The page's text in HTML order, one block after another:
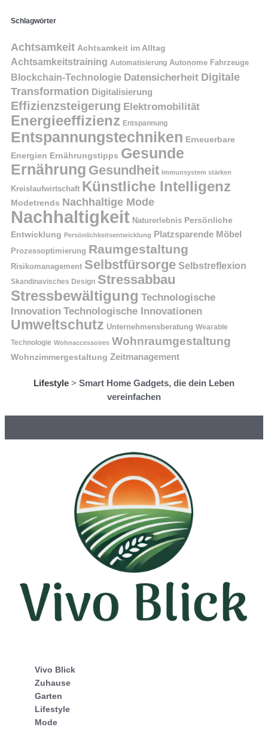
Schlagwörter
Achtsamkeit Achtsamkeit im Alltag
Achtsamkeitstraining Automatisierung Autonome Fahrzeuge
Blockchain-Technologie Datensicherheit Digitale
Transformation Digitalisierung
Effizienzsteigerung Elektromobilität
Energieeffizienz Entspannung
Entspannungstechniken Erneuerbare
Energien Ernährungstipps Gesunde
Ernährung Gesundheit Immunsystem stärken
Kreislaufwirtschaft Künstliche Intelligenz
Modetrends Nachhaltige Mode
Nachhaltigkeit Naturerlebnis Persönliche
Entwicklung Persönlichkeitsentwicklung Platzsparende Möbel
Prozessoptimierung Raumgestaltung
Risikomanagement Selbstfürsorge Selbstreflexion
Skandinavisches Design Stressabbau
Stressbewältigung Technologische
Innovation Technologische Innovationen
Umweltschutz Unternehmensberatung Wearable
Technologie Wohnaccessoires Wohnraumgestaltung
Wohnzimmergestaltung Zeitmanagement
Lifestyle > Smart Home Gadgets, die dein Leben
vereinfachen
Vivo Blick
Zuhause
Garten
Lifestyle
Mode